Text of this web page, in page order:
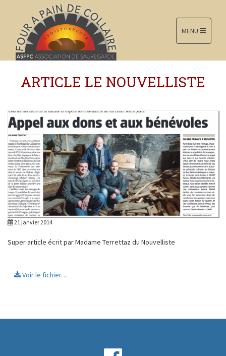
MENU
ARTICLE LE NOUVELLISTE
21 janvier 2014
Super article écrit par Madame Terrettaz du Nouvelliste
Voir le fichier…